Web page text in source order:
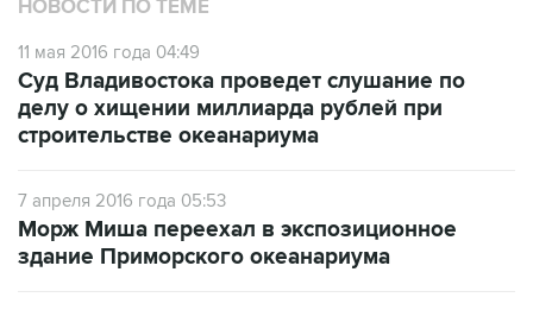
НОВОСТИ ПО ТЕМЕ
11 мая 2016 года 04:49
Суд Владивостока проведет слушание по
делу о хищении миллиарда рублей при
строительстве океанариума
7 апреля 2016 года 05:53
Морж Миша переехал в экспозиционное
здание Приморского океанариума